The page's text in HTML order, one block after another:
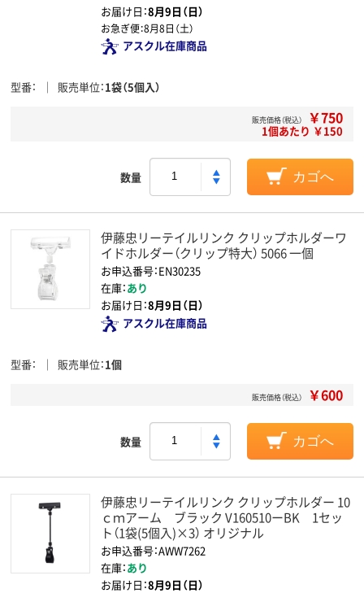
お届け日：8月9日（日）
お急ぎ便：8月8日（土）
アスクル在庫商品
型番 販売単位 1袋（5個入）
販売価格（税込） ￥750
1個あたり ￥150
数量 カゴへ
伊藤忠リーテイルリンク クリップホルダーワ
イドホルダー（クリップ特大） 5066 一個
お申込番号：EN30235
在庫：あり
お届け日：8月9日（日）
アスクル在庫商品
型番 販売単位 1個
販売価格（税込） ￥600
数量 カゴへ
伊藤忠リーテイルリンク クリップホルダー 10
ｃｍアーム ブラック V160510ーBK 1セッ
ト（1袋(5個入)×3） オリジナル
お申込番号：AWW7262
在庫：あり
お届け日：8月9日（日）